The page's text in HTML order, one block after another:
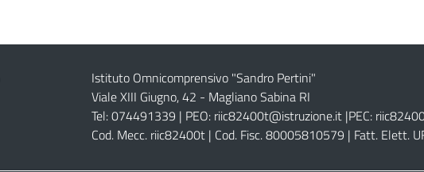
Istituto Omnicomprensivo "Sandro Pertini"
Viale XIII Giugno, 42 - Magliano Sabina RI
Tel: 074491339 | PEO: riic82400t@istruzione.it |PEC:
Cod. Mecc. riic82400t | Cod. Fisc. 80005810579 | Fatt. Elett.